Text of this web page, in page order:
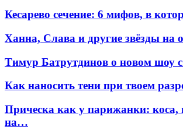
Кесарево сечение: 6 мифов, в
Ханна, Слава и другие звёзды
Тимур Батрутдинов о новом шоу
Как наносить тени при твоем
Прическа как у парижанки:
на…